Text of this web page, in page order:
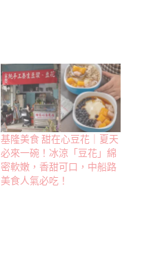
基隆美食 甜在心豆花｜夏天
必來一碗！冰涼「豆花」綿
密軟嫩，香甜可口，中船路
美食人氣必吃！